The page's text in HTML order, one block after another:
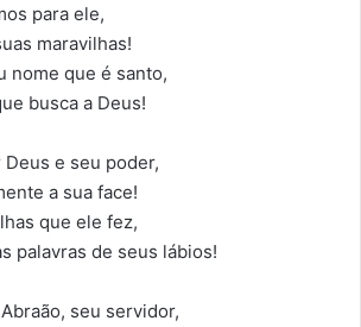
para ele,
maravilhas!
nome que é santo,
busca a Deus!
e seu poder,
a sua face!
que ele fez,
palavras de seus lábios!
seu servidor,